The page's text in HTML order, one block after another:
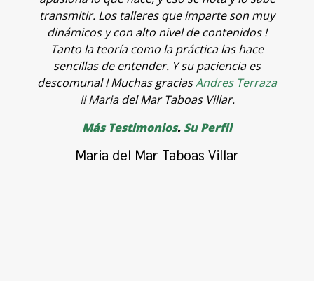
transmitir. Los talleres que imparte son muy
dinámicos y con alto nivel de contenidos !
Tanto la teoría como la práctica las hace
sencillas de entender. Y su paciencia es
descomunal ! Muchas graciasAndres Terraza
!! Maria del Mar Taboas Villar.
Más Testimonios. Su Perfil
Maria del Mar Taboas Villar